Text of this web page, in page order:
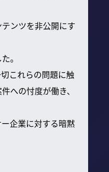
ンツを非公開にす
。
これらの問題に触
への忖度が働き、
企業に対する暗黙